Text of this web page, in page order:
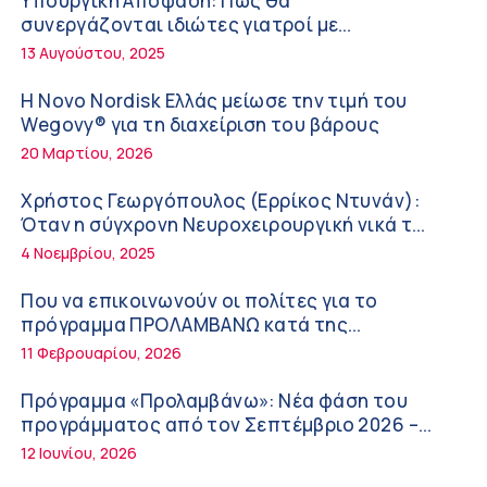
ΚΥ Σοφάδων
Πόσο μας επηρεάζει ο ύπνος με ανεμιστήρα
ή air-condition το καλοκαίρι
11:34 πμ
Randy Schekman, Νομπελίστας Ιατρικής:
«Σε πέντε χρόνια μπορεί να έχουμε
θεραπεία που αναστέλλει την εξέλιξη του
Πάρκινσον»
9:24 πμ
Αντώνης Βουκλαρής – «ΕΡΡΙΚΟΣ ΝΤΥΝΑΝ»
Πώς να προλάβετε και να αντιμετωπίσετε
τη διάρροια των ταξιδιωτών
Ευμενής Καραφυλλίδης (Metropolitan
General): Γιατί η διατροφή πρέπει να
καθοδηγείται από κλινικό διαιτολόγο;
συνεργάζονται ιδιώτες γιατροί με
νοσοκομεία του δημοσίου συστήματος
13 Αυγούστου, 2025
Η Novo Nordisk Ελλάς μείωσε την τιμή του
Wegovy® για τη διαχείριση του βάρους
20 Μαρτίου, 2026
Χρήστος Γεωργόπουλος (Ερρίκος Ντυνάν):
Όταν η σύγχρονη Νευροχειρουργική νικά το
φόβο!
4 Νοεμβρίου, 2025
Που να επικοινωνούν οι πολίτες για το
πρόγραμμα ΠΡΟΛΑΜΒΑΝΩ κατά της
παχυσαρκίας
11 Φεβρουαρίου, 2026
Πρόγραμμα «Προλαμβάνω»: Νέα φάση του
προγράμματος από τον Σεπτέμβριο 2026 –
Δωρεάν προληπτικές εξετάσεις έως το 2030
12 Ιουνίου, 2026